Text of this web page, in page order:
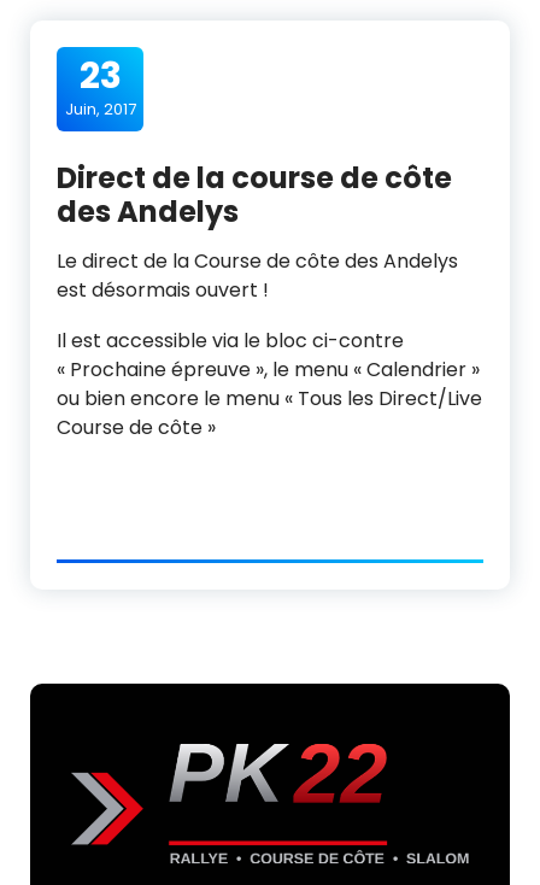
23
Juin, 2017
Direct de la course de côte
des Andelys
Le direct de la Course de côte des Andelys
est désormais ouvert !
Il est accessible via le bloc ci-contre
« Prochaine épreuve », le menu « Calendrier »
ou bien encore le menu « Tous les Direct/Live
Course de côte »